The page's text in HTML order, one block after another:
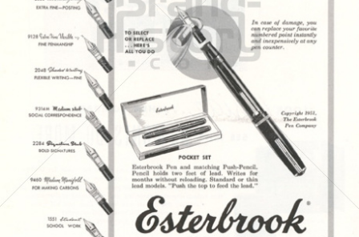
SOUTHERN PACIFIC Southern Pacific